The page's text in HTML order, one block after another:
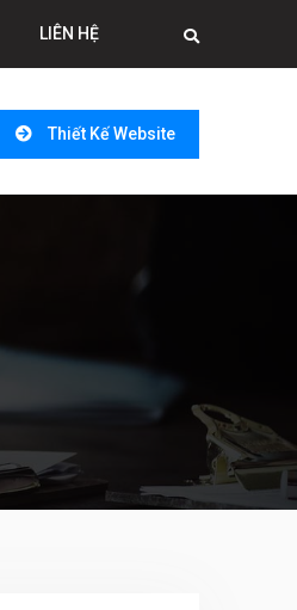
LIÊN HỆ
Thiết Kế Website